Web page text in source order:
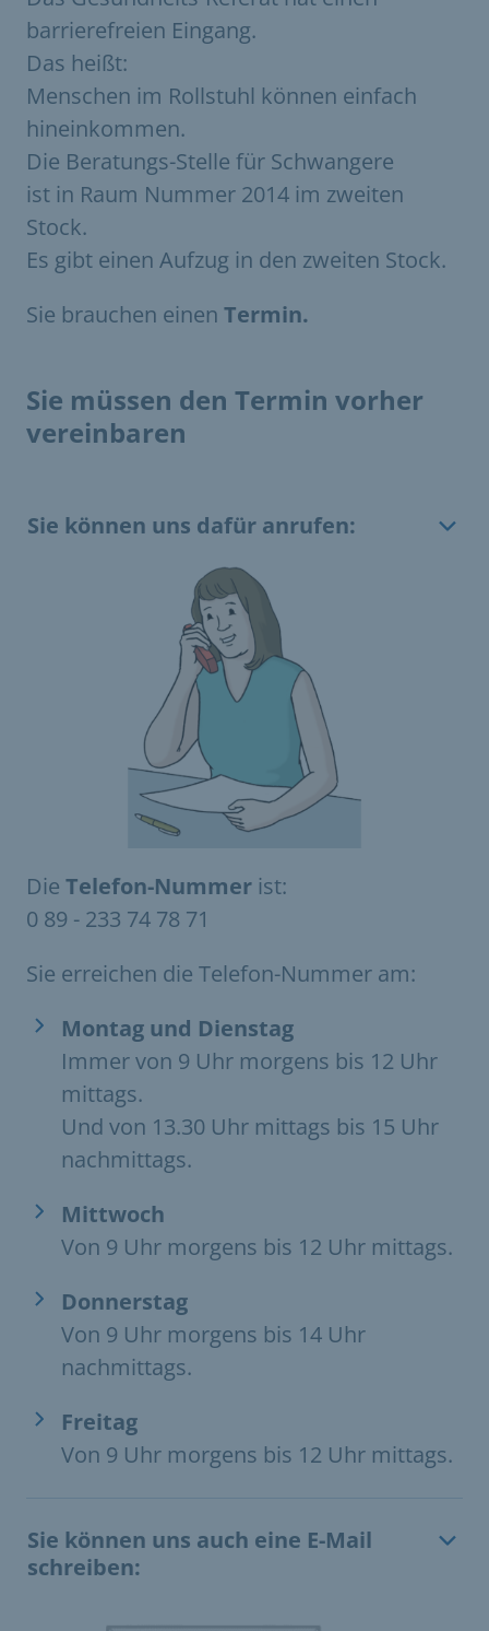
barrierefreien Eingang.
Das heißt:
Menschen im Rollstuhl können einfach
hineinkommen.
Die Beratungs-Stelle für Schwangere
ist in Raum Nummer 2014 im zweiten
Stock.
Es gibt einen Aufzug in den zweiten Stock.
Sie brauchen einen Termin.
Sie müssen den Termin vorher
vereinbaren
Sie können uns dafür anrufen:
Die Telefon-Nummer ist:
0 89 - 233 74 78 71
Sie erreichen die Telefon-Nummer am:
Montag und Dienstag
Immer von 9 Uhr morgens bis 12 Uhr
mittags.
Und von 13.30 Uhr mittags bis 15 Uhr
nachmittags.
Mittwoch
Von 9 Uhr morgens bis 12 Uhr mittags.
Donnerstag
Von 9 Uhr morgens bis 14 Uhr
nachmittags.
Freitag
Von 9 Uhr morgens bis 12 Uhr mittags.
Sie können uns auch eine E-Mail
schreiben: